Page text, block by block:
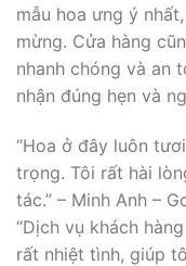
mẫu hoa ưng ý
mừng. Cửa hàng
nhanh chóng và an
nhận đúng hẹn và
“Hoa ở đây luôn
trọng. Tôi rất hài
tác.” – Minh Anh –
“Dịch vụ khách
rất nhiệt tình, giúp